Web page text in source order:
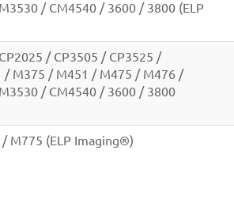
/ CM4540 / 3600 / 3800 (ELP
/ CP3505 / CP3525 /
/ M375 / M451 / M475 / M476 /
/ CM4540 / 3600 / 3800
M775 (ELP Imaging®)